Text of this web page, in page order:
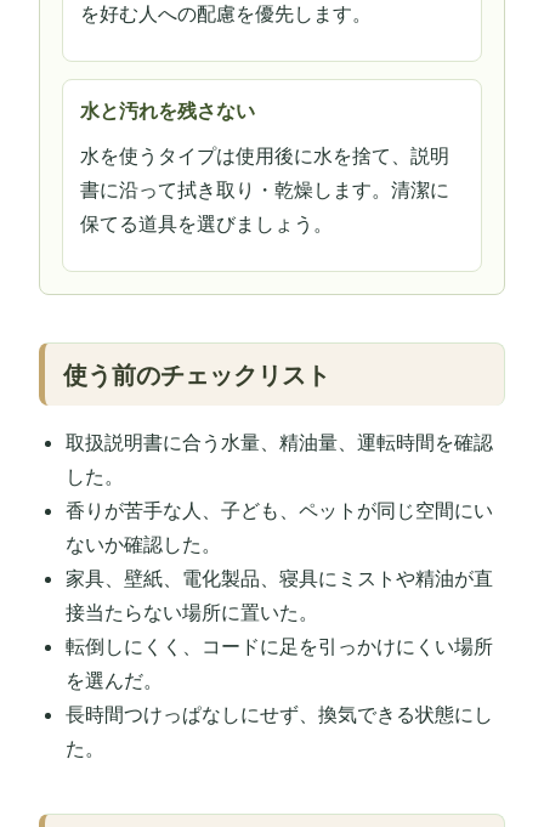
を好む人への配慮を優先します。
水と汚れを残さない
水を使うタイプは使用後に水を捨て、説明
書に沿って拭き取り・乾燥します。清潔に
保てる道具を選びましょう。
使う前のチェックリスト
取扱説明書に合う水量、精油量、運転時間を確認
した。
香りが苦手な人、子ども、ペットが同じ空間にい
ないか確認した。
家具、壁紙、電化製品、寝具にミストや精油が直
接当たらない場所に置いた。
転倒しにくく、コードに足を引っかけにくい場所
を選んだ。
長時間つけっぱなしにせず、換気できる状態にし
た。